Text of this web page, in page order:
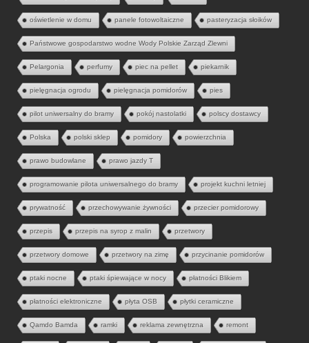
oświetlenie w domu panele fotowoltaiczne pasteryzacja słoików
Państwowe gospodarstwo wodne Wody Polskie Zarząd Zlewni
Pelargonia perfumy piec na pellet piekarnik
pielęgnacja ogrodu pielęgnacja pomidorów pies
pilot uniwersalny do bramy pokój nastolatki polscy dostawcy
Polska polski sklep pomidory powierzchnia
prawo budowlane prawo jazdy T
programowanie pilota uniwersalnego do bramy projekt kuchni letniej
prywatność przechowywanie żywności przecier pomidorowy
przepis przepis na syrop z malin przetwory
przetwory domowe przetwory na zimę przycinanie pomidorów
ptaki nocne ptaki śpiewające w nocy płatności Blikiem
płatności elektroniczne płyta OSB płytki ceramiczne
Qamdo Bamda ramki reklama zewnętrzna remont